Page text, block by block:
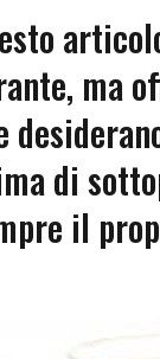
ma
di
il